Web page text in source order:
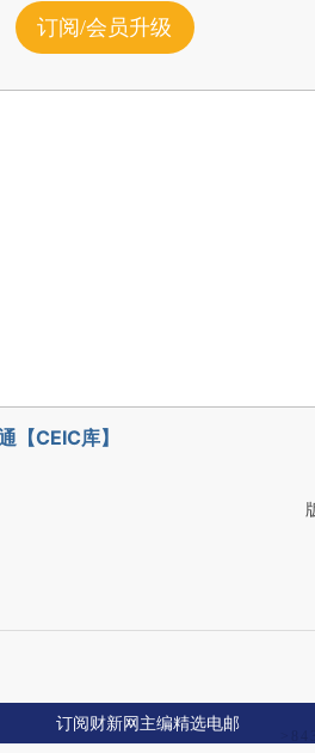
订阅/会员升级
【CEIC库】
订阅财新网主编精选电邮